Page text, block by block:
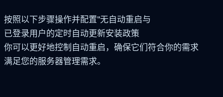
按照以下步骤操作并配置"无自动重启与
已登录用户的定时自动更新安装政策
你可以更好地控制自动重启，确保它们符合你的需求
满足您的服务器管理需求。